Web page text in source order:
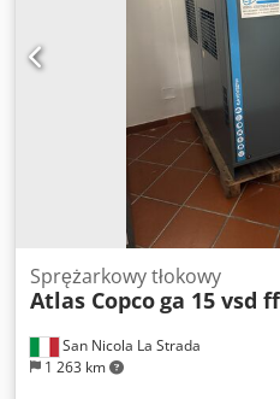
San Nicola La Strada
1 263 km
Sprężarkowy tłokowy
Atlas Copcoga 15 vsd ff